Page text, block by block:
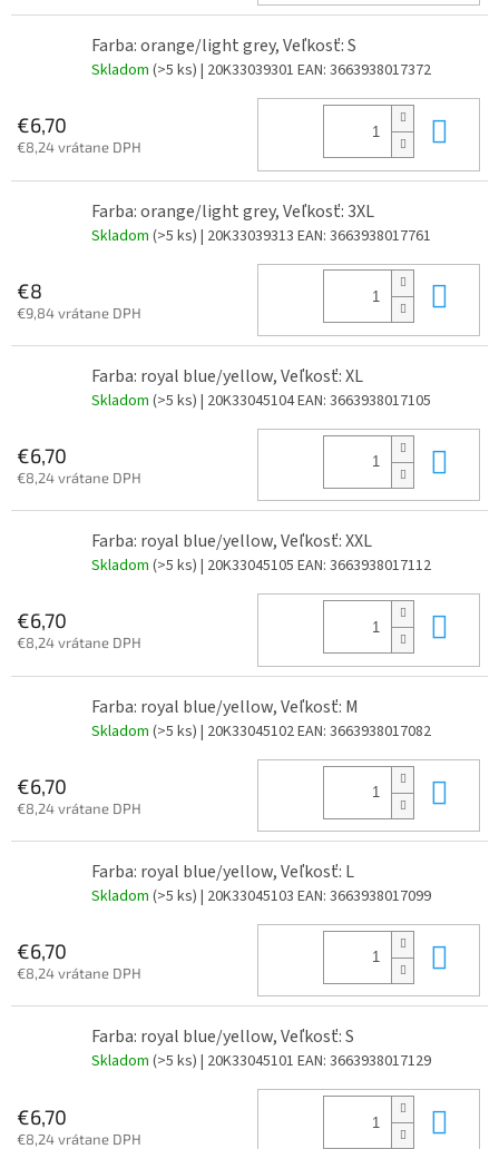
Farba: orange/light grey, Veľkosť: S
Skladom (>5 ks) | 20K33039301 EAN: 3663938017372
€6,70
€8,24 vrátane DPH
Farba: orange/light grey, Veľkosť: 3XL
Skladom (>5 ks) | 20K33039313 EAN: 3663938017761
€8
€9,84 vrátane DPH
Farba: royal blue/yellow, Veľkosť: XL
Skladom (>5 ks) | 20K33045104EAN: 3663938017105
€6,70
€8,24 vrátane DPH
Farba: royal blue/yellow, Veľkosť: XXL
Skladom (>5 ks) | 20K33045105 EAN: 3663938017112
€6,70
€8,24 vrátane DPH
Farba: royal blue/yellow, Veľkosť: M
Skladom (>5 ks) | 20K33045102EAN: 3663938017082
€6,70
€8,24 vrátane DPH
Farba: royal blue/yellow, Veľkosť: L
Skladom (>5 ks) | 20K33045103 EAN: 3663938017099
€6,70
€8,24 vrátane DPH
Farba: royal blue/yellow, Veľkosť: S
Skladom (>5 ks) | 20K33045101 EAN: 3663938017129
€6,70
€8,24 vrátane DPH